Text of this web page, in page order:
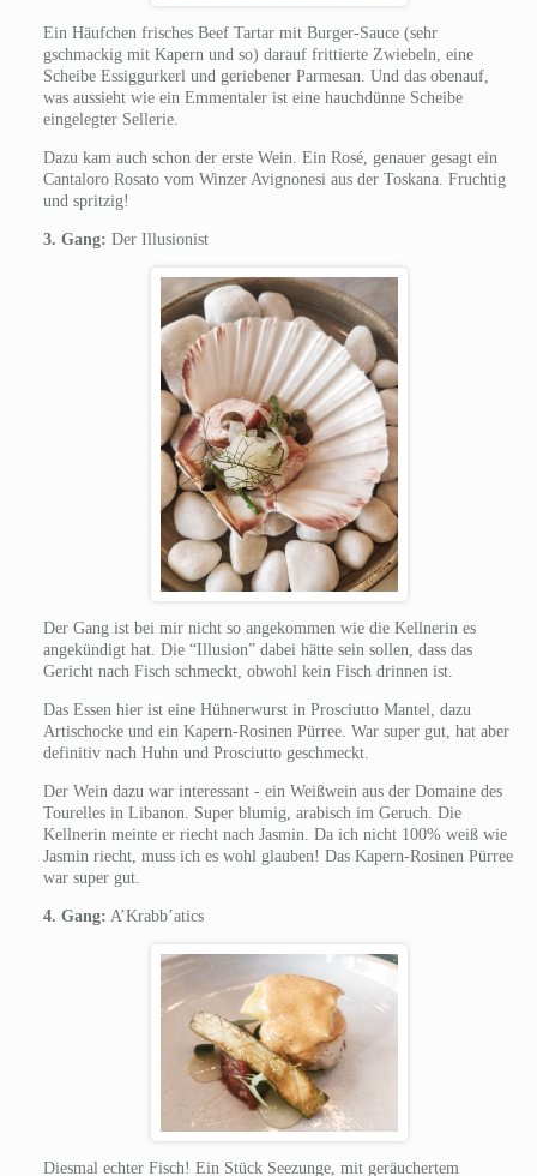
Ein Häufchen frisches Beef Tartar mit Burger-Sauce (sehr
gschmackig mit Kapern und so) darauf frittierte Zwiebeln, eine
Scheibe Essiggurkerl und geriebener Parmesan. Und das obenauf,
was aussieht wie ein Emmentaler ist eine hauchdünne Scheibe
eingelegter Sellerie.
Dazu kam auch schon der erste Wein. Ein Rosé, genauer gesagt ein
Cantaloro Rosato vom Winzer Avignonesi aus der Toskana. Fruchtig
und spritzig!
3. Gang: Der Illusionist
Der Gang ist bei mir nicht so angekommen wie die Kellnerin es
angekündigt hat. Die “Illusion” dabei hätte sein sollen, dass das
Gericht nach Fisch schmeckt, obwohl kein Fisch drinnen ist.
Das Essen hier ist eine Hühnerwurst in Prosciutto Mantel, dazu
Artischocke und ein Kapern-Rosinen Pürree. War super gut, hat aber
definitiv nach Huhn und Prosciutto geschmeckt.
Der Wein dazu war interessant - ein Weißwein aus der Domaine des
Tourelles in Libanon. Super blumig, arabisch im Geruch. Die
Kellnerin meinte er riecht nach Jasmin. Da ich nicht 100% weiß wie
Jasmin riecht, muss ich es wohl glauben! Das Kapern-Rosinen Pürree
war super gut.
4. Gang: A’Krabb’atics
Diesmal echter Fisch! Ein Stück Seezunge, mit geräuchertem